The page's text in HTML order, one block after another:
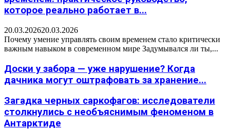
которое реально работает в...
20.03.202620.03.2026
Почему умение управлять своим временем стало критически
важным навыком в современном мире Задумывался ли ты,...
Доски у забора — уже нарушение? Когда
дачника могут оштрафовать за хранение...
Загадка черных саркофагов: исследователи
столкнулись с необъяснимым феноменом в
Антарктиде